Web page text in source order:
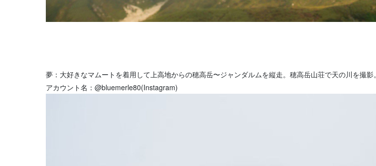
夢：大好きなマムートを着用して上高地からの穂高岳〜ジャンダルムを縦走。穂高岳山荘で天の川を撮影。
アカウント名：@bluemerle80(Instagram)